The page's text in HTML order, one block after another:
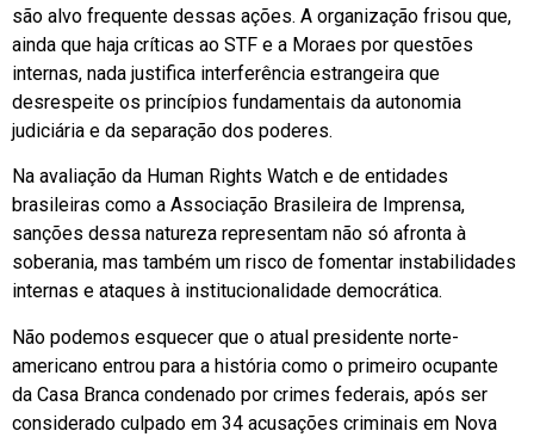
são alvo frequente dessas ações. A organização frisou que,
ainda que haja críticas ao STF e a Moraes por questões
internas, nada justifica interferência estrangeira que
desrespeite os princípios fundamentais da autonomia
judiciária e da separação dos poderes.
Na avaliação da Human Rights Watch e de entidades
brasileiras como a Associação Brasileira de Imprensa,
sanções dessa natureza representam não só afronta à
soberania, mas também um risco de fomentar instabilidades
internas e ataques à institucionalidade democrática.
Não podemos esquecer que o atual presidente norte-
americano entrou para a história como o primeiro ocupante
da Casa Branca condenado por crimes federais, após ser
considerado culpado em 34 acusações criminais em Nova